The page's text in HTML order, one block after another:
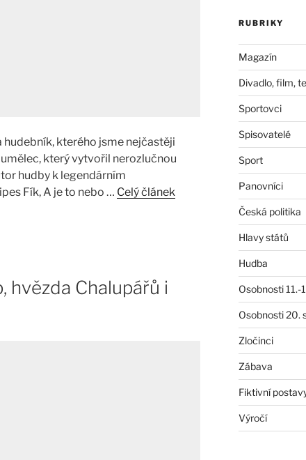
kterého jsme nejčastěji
který vytvořil nerozlučnou
hudby k legendárním
Fík, A je to nebo … Celý článek
hvězda Chalupářů i
RUBRIKY
Magazín
Divadlo, film,
Sportovci
Spisovatelé
Sport
Panovníci
Česká politika
Hlavy států
Hudba
Osobnosti 11.-
Osobnosti 20.
Zločinci
Zábava
Fiktivní
Výročí